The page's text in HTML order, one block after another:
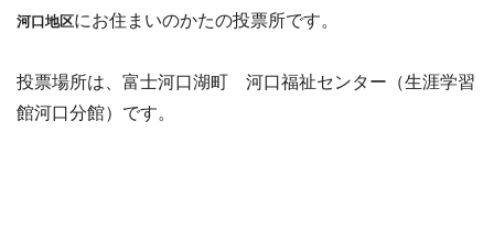
河口地区にお住まいのかたの投票所です。
投票場所は、富士河口湖町 河口福祉センター（生涯学習
館河口分館）です。